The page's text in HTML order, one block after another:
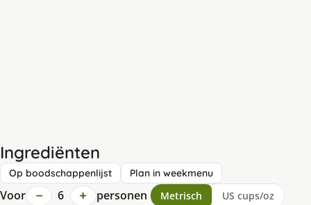
Ingrediënten
Op boodschappenlijst Plan in weekmenu
Voor − 6 + personen Metrisch US cups/oz